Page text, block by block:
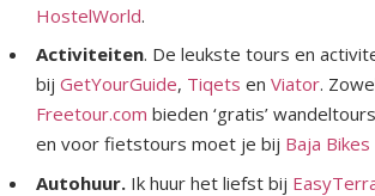
HostelWorld.
Activiteiten. De leukste tours en
bij GetYourGuide, Tiqets en Viator.
Freetour.com bieden ‘gratis’
en voor fietstours moet je bij Baja Bikes
Autohuur. Ik huur het liefst bij